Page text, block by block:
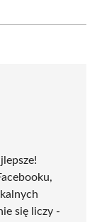
się liczy -